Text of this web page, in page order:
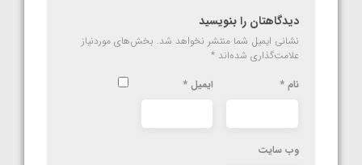
دیدگاهتان را بنویسید
نشانی ایمیل شما منتشر نخواهد شد. بخش‌های موردنیاز
علامت‌گذاری شده‌اند *
نام * ایمیل *
وب‌ سایت